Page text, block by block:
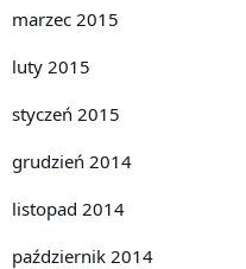
marzec 2015
luty 2015
styczeń 2015
grudzień 2014
listopad 2014
październik 2014